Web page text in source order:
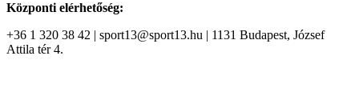
Központi elérhetőség:
+36 1 320 38 42 | sport13@sport13.hu | 1131 Budapest, József
Attila tér 4.